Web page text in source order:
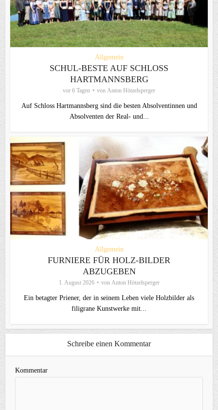
Allgemein
SCHUL-BESTE AUF SCHLOSS
HARTMANNSBERG
vor 6 Tagen von Anton Hötzelsperger
Auf Schloss Hartmannsberg sind die besten Absolventinnen und
Absolventen der Real- und...
Allgemein
FURNIERE FÜR HOLZ-BILDER
ABZUGEBEN
1. August 2026 von Anton Hötzelsperger
Ein betagter Priener, der in seinem Leben viele Holzbilder als
filigrane Kunstwerke mit...
Schreibe einen Kommentar
Kommentar